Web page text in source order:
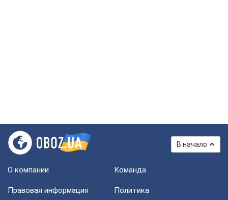
В начало
О компании Команда
Правовая информация
Политика